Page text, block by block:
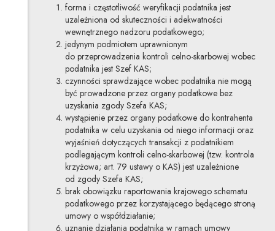
forma i częstotliwość weryfikacji podatnika jest
uzależniona od skuteczności i adekwatności
wewnętrznego nadzoru podatkowego;
jedynym podmiotem uprawnionym
do przeprowadzenia kontroli celno-skarbowej wobec
podatnika jest Szef KAS;
czynności sprawdzające wobec podatnika nie mogą
być prowadzone przez organy podatkowe bez
uzyskania zgody Szefa KAS;
wystąpienie przez organy podatkowe do kontrahenta
podatnika w celu uzyskania od niego informacji oraz
wyjaśnień dotyczących transakcji z podatnikiem
podlegającym kontroli celno-skarbowej (tzw. kontrola
krzyżowa; art. 79 ustawy o KAS) jest uzależnione
od zgody Szefa KAS;
brak obowiązku raportowania krajowego schematu
podatkowego przez korzystającego będącego stroną
umowy o współdziałanie;
uznanie działania podatnika w ramach umowy